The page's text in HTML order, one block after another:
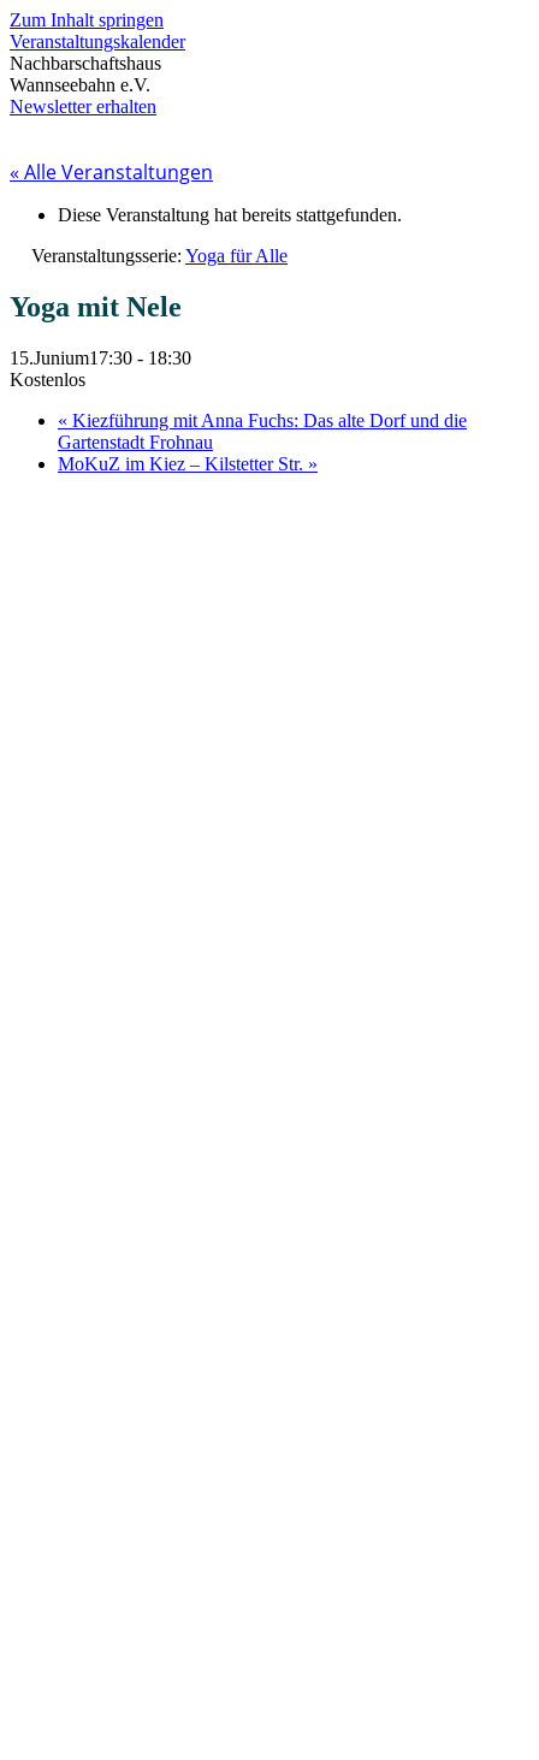
Zum Inhalt springen
Veranstaltungskalender
Nachbarschaftshaus
Wannseebahn e.V.
Newsletter erhalten
« Alle Veranstaltungen
Diese Veranstaltung hat bereits stattgefunden.
Veranstaltungsserie: Yoga für Alle
Yoga mit Nele
15.Junium17:30 - 18:30
Kostenlos
« Kiezführung mit Anna Fuchs: Das alte Dorf und die
Gartenstadt Frohnau
MoKuZ im Kiez – Kilstetter Str. »